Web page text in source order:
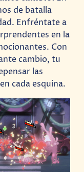
de batalla
Enfréntate a
en la
Con
cambio, tu
las
cada esquina.